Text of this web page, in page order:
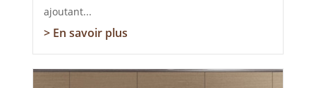
ajoutant...
> En savoir plus